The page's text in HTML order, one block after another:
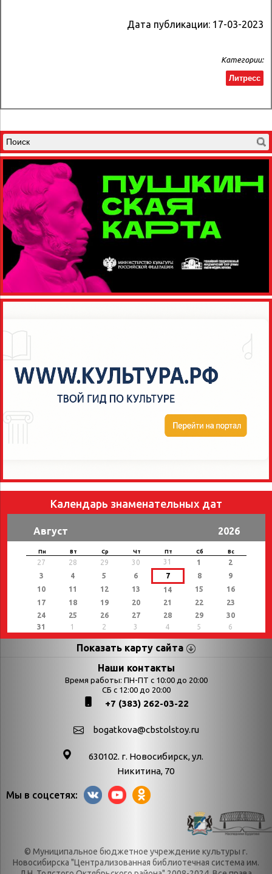
Дата публикации: 17-03-2023
Категории:
Литресс
Календарь знаменательных дат
Август 2026
Пн Вт Ср Чт Пт Сб Вс
27 28 29 30 31 1
2
3
4 5 6 7 8
9
10
11 12 13 14 15
16
17
18 19 20 21 22
23
24
25 26 27 28 29
30
31
1 2 3 4 5 6
Показать карту сайта
Страницы Категории
Календарь
Богатков
Новости
Выставки
День в истории
День в истории.
День в истории.
Декабрь
День в истории.
Июль
Наши контакты
Время работы: ПН-ПТ с 10:00 до 20:00
СБ с 12:00 до 20:00
+7 (383) 262-03-22
bogatkova@cbstolstoy.ru
630102. г. Новосибирск, ул.
Никитина, 70
Мы в соцсетях:
© Муниципальное бюджетное учреждение культуры г.
Новосибирска "Централизованная библиотечная система им.